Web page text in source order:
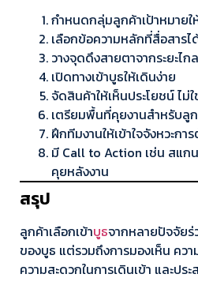
กำหนดกลุ่มลูกค้าเป้าหมาย
เลือกข้อความหลักที่สื่อสารไ
วางจุดดึงสายตาจากระยะไกล
เปิดทางเข้าบูธให้เดินง่าย
จัดสินค้าให้เห็นประโยชน์ ไม่
เตรียมพื้นที่คุยงานสำหรับลู
ฝึกทีมงานให้เข้าใจจังหวะกา
มี Call to Action เช่น สแกน
คุยหลังงาน
สรุป
ลูกค้าเลือกเข้าบูธจากหลายปัจจัยร่
ของบูธ แต่รวมถึงการมองเห็น ควา
ความสะดวกในการเดินเข้า และป